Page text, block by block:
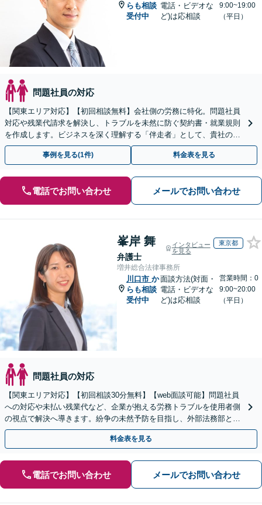
らも相談
受付中
電話・ビデオな
ど)は応相談
9:00~19:00
（平日）
問題社員の対応
【関東エリア対応】【初回相談無料】会社側の労務に特化。問題社員
対応や残業代請求を解決し、トラブルを未然に防ぐ契約書・就業規則
を作成します。ビジネスを深く理解する「伴走者」として、貴社の利
益と今後の事業成長を守り抜きます。
事例を見る(1件) 料金表を見る
電話でお問い合わせ メールでお問い合わせ
峯岸 舞
弁護士
インタビュー
を見る
東京都
増井総合法律事務所
川口市 か
らも相談
受付中
面談方法(対面・
電話・ビデオな
ど)は応相談
営業時間：0
9:00~20:00
（平日）
問題社員の対応
【関東エリア対応】【初回相談30分無料】【web面談可能】問題社員
への対応や未払い残業代など、企業が抱える労務トラブルを使用者側
の視点で解決へ導きます。紛争の未然予防を目指し、外部法務部とし
て顧問契約を通じた充実のサポートを提供しております
料金表を見る
電話でお問い合わせ メールでお問い合わせ